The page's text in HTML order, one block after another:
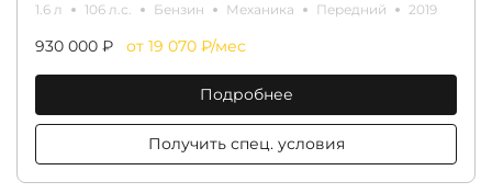
1.6 л 106 л.с. Бензин Механика Передний 2019
930 000 ₽ от 19 070 ₽/мес
Подробнее
Получить спец. условия